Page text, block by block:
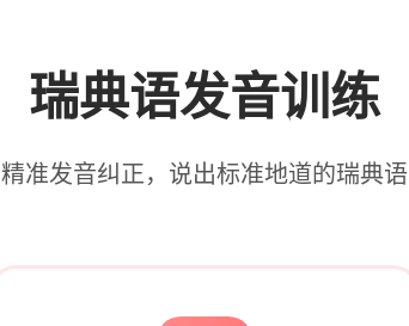
瑞典语发音训练
精准发音纠正，说出标准地道的瑞典语